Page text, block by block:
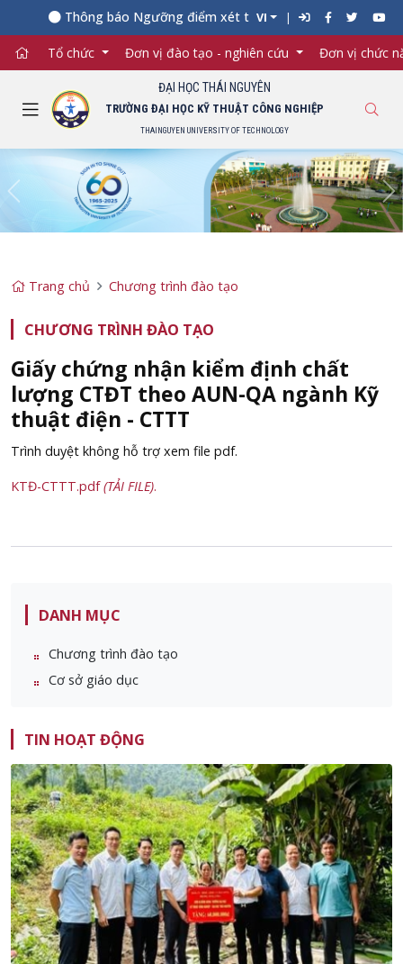
Thông báo Ngưỡng điểm xét tuyển đối với từng ngành
VI
Tổ chức Đơn vị đào tạo - nghiên cứu Đơn vị chức
ĐẠI HỌC THÁI NGUYÊN
TRƯỜNG ĐẠI HỌC KỸ THUẬT CÔNG NGHIỆP
THAINGUYEN UNIVERSITY OF TECHNOLOGY
Previous
Trang chủ Chương trình đào tạo
CHƯƠNG TRÌNH ĐÀO TẠO
Giấy chứng nhận kiểm định chất
lượng CTĐT theo AUN-QA ngành Kỹ
thuật điện - CTTT
Trình duyệt không hỗ trợ xem file pdf.
KTĐ-CTTT.pdf(TẢI FILE).
DANH MỤC
Chương trình đào tạo
Cơ sở giáo dục
TIN HOẠT ĐỘNG